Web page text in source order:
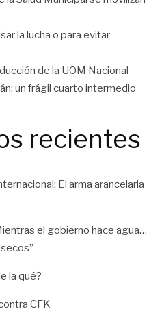
la lucha o para evitar
de la UOM Nacional
un frágil cuarto intermedio
recientes
El arma arancelaria
el gobierno hace agua…
la qué?
CFK